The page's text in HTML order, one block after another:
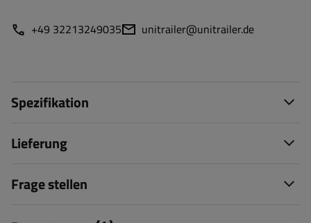
+49 32213249035 unitrailer@unitrailer.de
Spezifikation
Lieferung
Frage stellen